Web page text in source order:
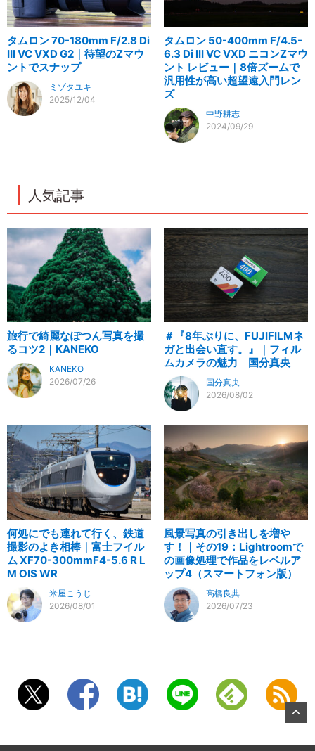
タムロン 70-180mm F/2.8 Di
III VC VXD G2｜待望のZマウ
ントでスナップ
ミゾタユキ
2025/12/04
タムロン 50-400mm F/4.5-
6.3 Di III VC VXD ニコンZマウ
ント レビュー｜8倍ズームで
汎用性が高い超望遠入門レン
ズ
中野耕志
2024/09/29
人気記事
旅行で綺麗なぽつん写真を撮
るコツ2｜KANEKO
KANEKO
2026/07/26
＃『8年ぶりに、FUJIFILMネ
ガと出会い直す。』｜フィル
ムカメラの魅力 国分真央
国分真央
2026/08/02
何処にでも連れて行く、鉄道
撮影のよき相棒｜富士フイル
ム XF70-300mmF4-5.6 R L
M OIS WR
米屋こうじ
2026/08/01
風景写真の引き出しを増や
す！｜その19：Lightroomで
の画像処理で作品をレベルア
ップ4（スマートフォン版）
高橋良典
2026/07/23